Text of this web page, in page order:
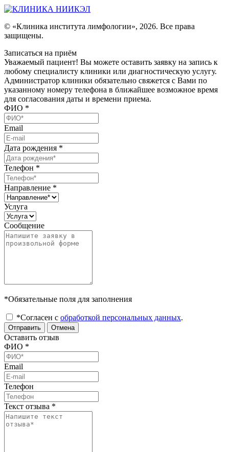
© «Клиника института лимфологии», 2026. Все права
защищены.
Записаться на приём
Уважаемый пациент! Вы можете оставить заявку на запись к
любому специалисту клиники или диагностическую услугу.
Администратор клиники обязательно свяжется с Вами по
указанному номеру телефона в ближайшее возможное время
для согласования даты и времени приема.
ФИО *
Email
Дата рождения *
Телефон *
Направление *
Услуга
Сообщение
*Обязательные поля для заполнения
*Согласен с обработкой персональных данных.
Отправить Отмена
Оставить отзыв
ФИО *
Email
Телефон
Текст отзыва *